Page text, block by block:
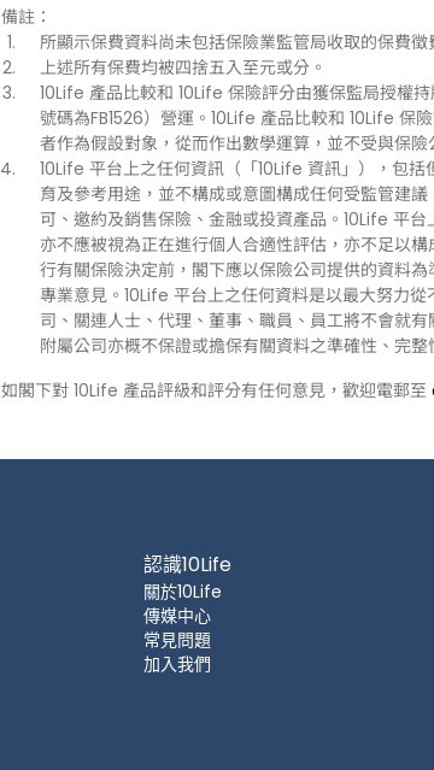
備註：
所顯示保費資料尚未包括保險業監管局收取的保費徵
上述所有保費均被四捨五入至元或分。
10Life 產品比較和 10Life 保險評分由獲保監局授權
號碼為FB1526）營運。10Life 產品比較和 10Life 保
者作為假設對象，從而作出數學運算，並不受與保
10Life 平台上之任何資訊（「10Life 資訊」），包
育及參考用途，並不構成或意圖構成任何受監管建
可、邀約及銷售保險、金融或投資產品。10Life 平
亦不應被視為正在進行個人合適性評估，亦不足以
行有關保險決定前，閣下應以保險公司提供的資料
專業意見。10Life 平台上之任何資料是以最大努力
司、關連人士、代理、董事、職員、員工將不會就
附屬公司亦概不保證或擔保有關資料之準確性、完整
如閣下對 10Life 產品評級和評分有任何意見，歡迎電郵至
認識10Life
關於10Life
傳媒中心
常見問題
加入我們